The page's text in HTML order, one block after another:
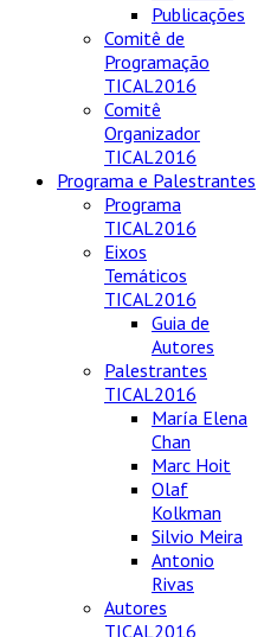
Publicações
Comitê de
Programação
TICAL2016
Comitê
Organizador
TICAL2016
Programa e Palestrantes
Programa
TICAL2016
Eixos
Temáticos
TICAL2016
Guia de
Autores
Palestrantes
TICAL2016
María Elena
Chan
Marc Hoit
Olaf
Kolkman
Silvio Meira
Antonio
Rivas
Autores
TICAL2016